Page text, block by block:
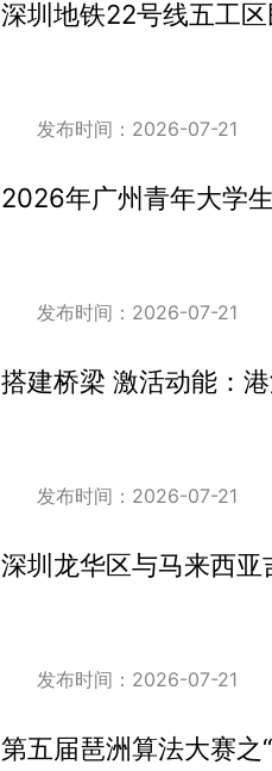
深圳地铁22号线五工
发布时间：2026-07-21
2026年广州青年大学
发布时间：2026-07-21
搭建桥梁 激活动能：
发布时间：2026-07-21
深圳龙华区与马来西
发布时间：2026-07-21
第五届琶洲算法大赛之